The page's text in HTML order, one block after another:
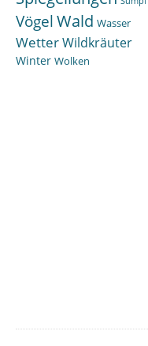
VögelWald Wasser
WetterWildkräuter
Winter Wolken